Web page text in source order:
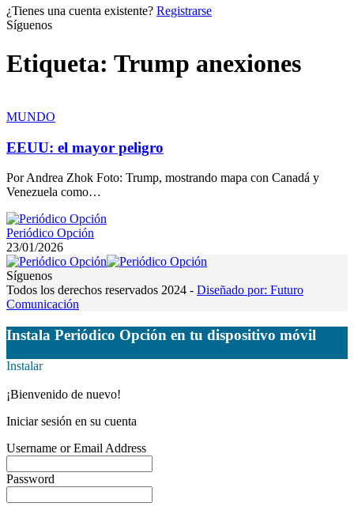
¿Tienes una cuenta existente? Registrarse
Síguenos
Etiqueta: Trump anexiones
MUNDO
EEUU: el mayor peligro
Por Andrea Zhok Foto: Trump, mostrando mapa con Canadá y
Venezuela como…
Periódico Opción
23/01/2026
Síguenos
Todos los derechos reservados 2024 - Diseñado por: Futuro
Comunicación
Instala Periódico Opción en tu dispositivo móvil
Instalar
¡Bienvenido de nuevo!
Iniciar sesión en su cuenta
Username or Email Address
Password